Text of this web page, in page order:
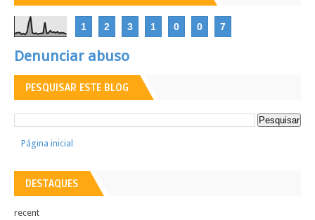
1 2 3 1 0 0 7
Denunciar abuso
PESQUISAR ESTE BLOG
Página inicial
DESTAQUES
recent